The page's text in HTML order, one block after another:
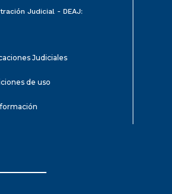
Judicial - DEAJ:
Judiciales
de uso